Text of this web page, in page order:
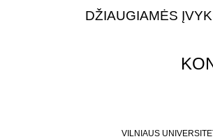
DŽIAUGIAMĖS
VILNIAUS